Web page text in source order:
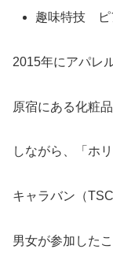
趣味特技 ピ
2015年にアパレ
原宿にある化粧
しながら、「ホ
キャラバン（
男女が参加した